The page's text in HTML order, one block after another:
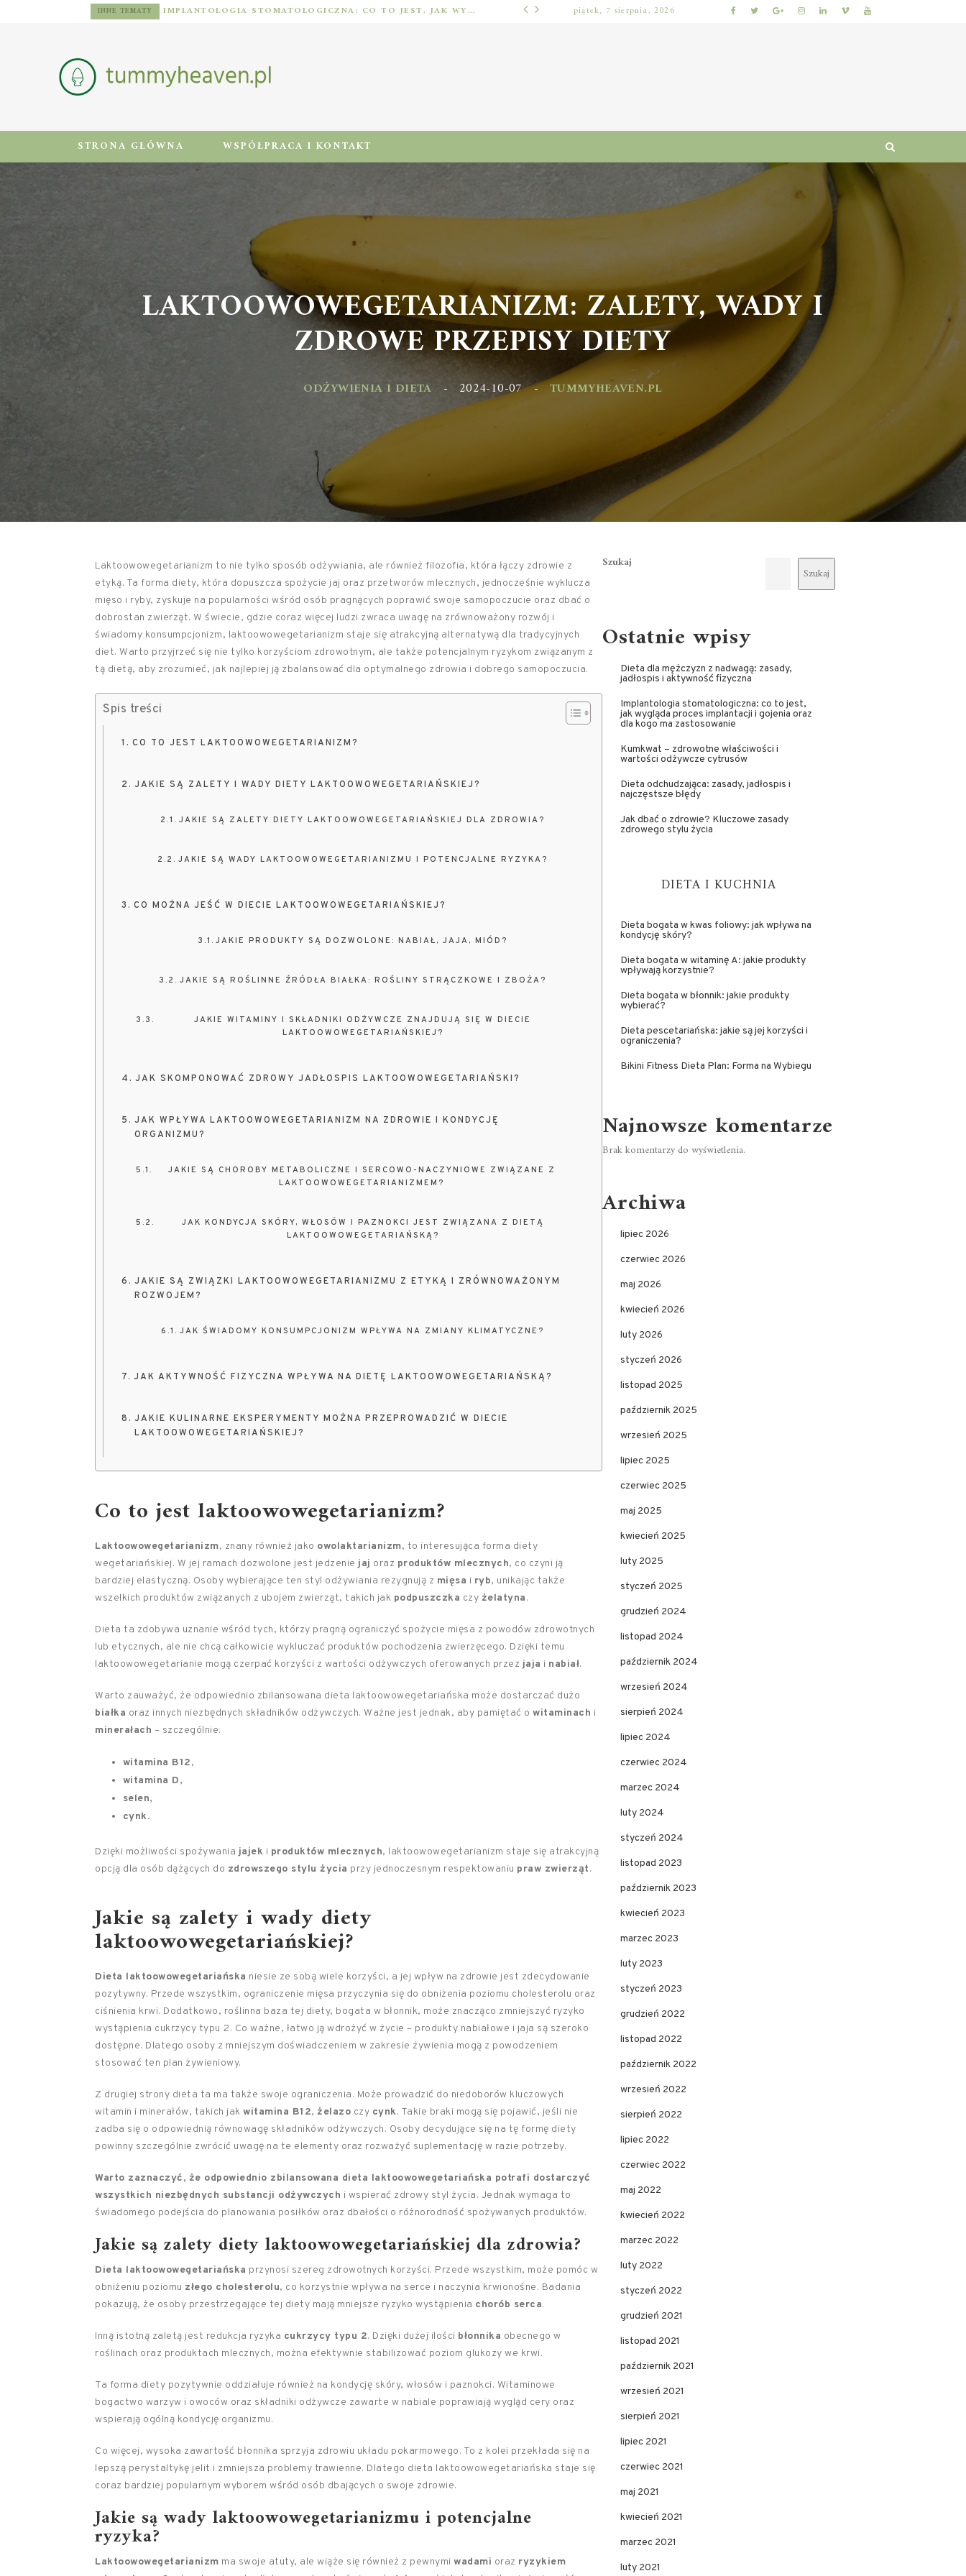
INNE TEMATY IMPLANTOLOGIA STOMATOLOGICZNA: CO TO JEST, JAK WYGLĄDA PROCES IMPLANTACJI I GOJENIA ORAZ DLA KOGO MA ZASTOSOWANIE ODŻYWIENIA I DIETA
piątek, 7 sierpnia, 2026
STRONA GŁÓWNA WSPÓŁPRACA I KONTAKT
LAKTOOWOWEGETARIANIZM: ZALETY, WADY I
ZDROWE PRZEPISY DIETY
ODŻYWIENIA I DIETA 2024-10-07 - TUMMYHEAVEN.PL
Laktoowowegetarianizm to nie tylko sposób odżywiania, ale również filozofia, która łączy zdrowie z
etyką. Ta forma diety, która dopuszcza spożycie jaj oraz przetworów mlecznych, jednocześnie wyklucza
mięso i ryby, zyskuje na popularności wśród osób pragnących poprawić swoje samopoczucie oraz dbać o
dobrostan zwierząt. W świecie, gdzie coraz więcej ludzi zwraca uwagę na zrównoważony rozwój i
świadomy konsumpcjonizm, laktoowowegetarianizm staje się atrakcyjną alternatywą dla tradycyjnych
diet. Warto przyjrzeć się nie tylko korzyściom zdrowotnym, ale także potencjalnym ryzykom związanym z
tą dietą, aby zrozumieć, jak najlepiej ją zbalansować dla optymalnego zdrowia i dobrego samopoczucia.
Spis treści
CO TO JEST LAKTOOWOWEGETARIANIZM?
JAKIE SĄ ZALETY I WADY DIETY LAKTOOWOWEGETARIAŃSKIEJ?
JAKIE SĄ ZALETY DIETY LAKTOOWOWEGETARIAŃSKIEJ DLA ZDROWIA?
JAKIE SĄ WADY LAKTOOWOWEGETARIANIZMU I POTENCJALNE RYZYKA?
CO MOŻNA JEŚĆ W DIECIE LAKTOOWOWEGETARIAŃSKIEJ?
JAKIE PRODUKTY SĄ DOZWOLONE: NABIAŁ, JAJA, MIÓD?
JAKIE SĄ ROŚLINNE ŹRÓDŁA BIAŁKA: ROŚLINY STRĄCZKOWE I ZBOŻA?
JAKIE WITAMINY I SKŁADNIKI ODŻYWCZE ZNAJDUJĄ SIĘ W DIECIE
LAKTOOWOWEGETARIAŃSKIEJ?
JAK SKOMPONOWAĆ ZDROWY JADŁOSPIS LAKTOOWOWEGETARIAŃSKI?
JAK WPŁYWA LAKTOOWOWEGETARIANIZM NA ZDROWIE I KONDYCJĘ
ORGANIZMU?
JAKIE SĄ CHOROBY METABOLICZNE I SERCOWO-NACZYNIOWE ZWIĄZANE Z
LAKTOOWOWEGETARIANIZMEM?
JAK KONDYCJA SKÓRY, WŁOSÓW I PAZNOKCI JEST ZWIĄZANA Z DIETĄ
LAKTOOWOWEGETARIAŃSKĄ?
JAKIE SĄ ZWIĄZKI LAKTOOWOWEGETARIANIZMU Z ETYKĄ I ZRÓWNOWAŻONYM
ROZWOJEM?
JAK ŚWIADOMY KONSUMPCJONIZM WPŁYWA NA ZMIANY KLIMATYCZNE?
JAK AKTYWNOŚĆ FIZYCZNA WPŁYWA NA DIETĘ LAKTOOWOWEGETARIAŃSKĄ?
JAKIE KULINARNE EKSPERYMENTY MOŻNA PRZEPROWADZIĆ W DIECIE
LAKTOOWOWEGETARIAŃSKIEJ?
Co to jest laktoowowegetarianizm?
Laktoowowegetarianizm, znany również jako owolaktarianizm, to interesująca forma diety
wegetariańskiej. W jej ramach dozwolone jest jedzenie jaj oraz produktów mlecznych, co czyni ją
bardziej elastyczną. Osoby wybierające ten styl odżywiania rezygnują z mięsa i ryb, unikając także
wszelkich produktów związanych z ubojem zwierząt, takich jak podpuszczka czy żelatyna.
Dieta ta zdobywa uznanie wśród tych, którzy pragną ograniczyć spożycie mięsa z powodów zdrowotnych
lub etycznych, ale nie chcą całkowicie wykluczać produktów pochodzenia zwierzęcego. Dzięki temu
laktoowowegetarianie mogą czerpać korzyści z wartości odżywczych oferowanych przez jaja i nabiał.
Warto zauważyć, że odpowiednio zbilansowana dieta laktoowowegetariańska może dostarczać dużo
białka oraz innych niezbędnych składników odżywczych. Ważne jest jednak, aby pamiętać o witaminach i
minerałach – szczególnie:
witamina B12,
witamina D,
selen,
cynk.
Dzięki możliwości spożywania jajek i produktów mlecznych, laktoowowegetarianizm staje się atrakcyjną
opcją dla osób dążących do zdrowszego stylu życia przy jednoczesnym respektowaniu praw zwierząt.
Jakie są zalety i wady diety
laktoowowegetariańskiej?
Dieta laktoowowegetariańska niesie ze sobą wiele korzyści, a jej wpływ na zdrowie jest zdecydowanie
pozytywny. Przede wszystkim, ograniczenie mięsa przyczynia się do obniżenia poziomu cholesterolu oraz
ciśnienia krwi. Dodatkowo, roślinna baza tej diety, bogata w błonnik, może znacząco zmniejszyć ryzyko
wystąpienia cukrzycy typu 2. Co ważne, łatwo ją wdrożyć w życie – produkty nabiałowe i jaja są szeroko
dostępne. Dlatego osoby z mniejszym doświadczeniem w zakresie żywienia mogą z powodzeniem
stosować ten plan żywieniowy.
Z drugiej strony dieta ta ma także swoje ograniczenia. Może prowadzić do niedoborów kluczowych
witamin i minerałów, takich jak witamina B12, żelazo czy cynk. Takie braki mogą się pojawić, jeśli nie
zadba się o odpowiednią równowagę składników odżywczych. Osoby decydujące się na tę formę diety
powinny szczególnie zwrócić uwagę na te elementy oraz rozważyć suplementację w razie potrzeby.
Warto zaznaczyć, że odpowiednio zbilansowana dieta laktoowowegetariańska potrafi dostarczyć
wszystkich niezbędnych substancji odżywczych i wspierać zdrowy styl życia. Jednak wymaga to
świadomego podejścia do planowania posiłków oraz dbałości o różnorodność spożywanych produktów.
Jakie są zalety diety laktoowowegetariańskiej dla zdrowia?
Dieta laktoowowegetariańska przynosi szereg zdrowotnych korzyści. Przede wszystkim, może pomóc w
obniżeniu poziomu złego cholesterolu, co korzystnie wpływa na serce i naczynia krwionośne. Badania
pokazują, że osoby przestrzegające tej diety mają mniejsze ryzyko wystąpienia chorób serca.
Inną istotną zaletą jest redukcja ryzyka cukrzycy typu 2. Dzięki dużej ilości błonnika obecnego w
roślinach oraz produktach mlecznych, można efektywnie stabilizować poziom glukozy we krwi.
Ta forma diety pozytywnie oddziałuje również na kondycję skóry, włosów i paznokci. Witaminowe
bogactwo warzyw i owoców oraz składniki odżywcze zawarte w nabiale poprawiają wygląd cery oraz
wspierają ogólną kondycję organizmu.
Co więcej, wysoka zawartość błonnika sprzyja zdrowiu układu pokarmowego. To z kolei przekłada się na
lepszą perystaltykę jelit i zmniejsza problemy trawienne. Dlatego dieta laktoowowegetariańska staje się
coraz bardziej popularnym wyborem wśród osób dbających o swoje zdrowie.
Jakie są wady laktoowowegetarianizmu i potencjalne
ryzyka?
Laktoowowegetarianizm ma swoje atuty, ale wiąże się również z pewnymi wadami oraz ryzykiem
Szukaj
Szukaj
Ostatnie wpisy
Dieta dla mężczyzn z nadwagą: zasady,
jadłospis i aktywność fizyczna
Implantologia stomatologiczna: co to jest,
jak wygląda proces implantacji i gojenia oraz
dla kogo ma zastosowanie
Kumkwat – zdrowotne właściwości i
wartości odżywcze cytrusów
Dieta odchudzająca: zasady, jadłospis i
najczęstsze błędy
Jak dbać o zdrowie? Kluczowe zasady
zdrowego stylu życia
DIETA I KUCHNIA
Dieta bogata w kwas foliowy: jak wpływa na
kondycję skóry?
Dieta bogata w witaminę A: jakie produkty
wpływają korzystnie?
Dieta bogata w błonnik: jakie produkty
wybierać?
Dieta pescetariańska: jakie są jej korzyści i
ograniczenia?
Bikini Fitness Dieta Plan: Forma na Wybiegu
Najnowsze komentarze
Brak komentarzy do wyświetlenia.
Archiwa
lipiec 2026
czerwiec 2026
maj 2026
kwiecień 2026
luty 2026
styczeń 2026
listopad 2025
październik 2025
wrzesień 2025
lipiec 2025
czerwiec 2025
maj 2025
kwiecień 2025
luty 2025
styczeń 2025
grudzień 2024
listopad 2024
październik 2024
wrzesień 2024
sierpień 2024
lipiec 2024
czerwiec 2024
marzec 2024
luty 2024
styczeń 2024
listopad 2023
październik 2023
kwiecień 2023
marzec 2023
luty 2023
styczeń 2023
grudzień 2022
listopad 2022
październik 2022
wrzesień 2022
sierpień 2022
lipiec 2022
czerwiec 2022
maj 2022
kwiecień 2022
marzec 2022
luty 2022
styczeń 2022
grudzień 2021
listopad 2021
październik 2021
wrzesień 2021
sierpień 2021
lipiec 2021
czerwiec 2021
maj 2021
kwiecień 2021
marzec 2021
luty 2021